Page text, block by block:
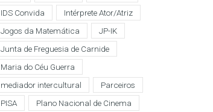
IDS Convida
Intérprete Ator/Atriz
Jogos da Matemática
JP-IK
Junta de Freguesia de Carnide
Maria do Céu Guerra
mediador intercultural
Parceiros
PISA
Plano Nacional de Cinema